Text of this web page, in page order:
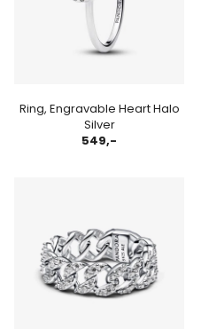
Ring, Engravable Heart Halo
Silver
549,-